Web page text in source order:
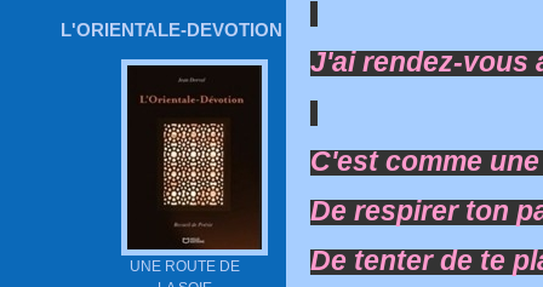
L'ORIENTALE-DEVOTION
UNE ROUTE DE
J'ai rendez-vous
C'est comme
De respirer ton
De tenter de te